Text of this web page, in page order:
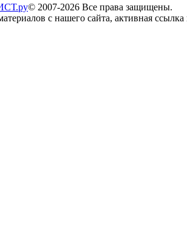
© 2007-2026 Все права защищены.
с нашего сайта, активная